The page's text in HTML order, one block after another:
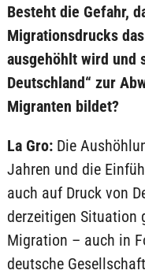
Besteht die Gefahr,
Migrationsdrucks
ausgehöhlt wird und
Deutschland“ zur
Migranten bildet?
La Gro:Die
Jahren und die
auch auf Druck von
derzeitigen Situation
Migration – auch in
deutsche